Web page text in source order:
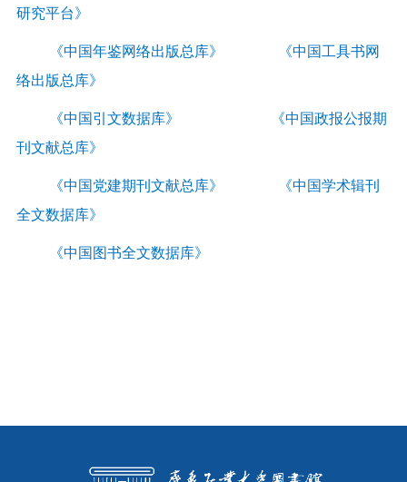
研究平台》
《中国年鉴网络出版总库》 《中国工具书网
络出版总库》
《中国引文数据库》 《中国政报公报期
刊文献总库》
《中国党建期刊文献总库》 《中国学术辑刊
全文数据库》
《中国图书全文数据库》